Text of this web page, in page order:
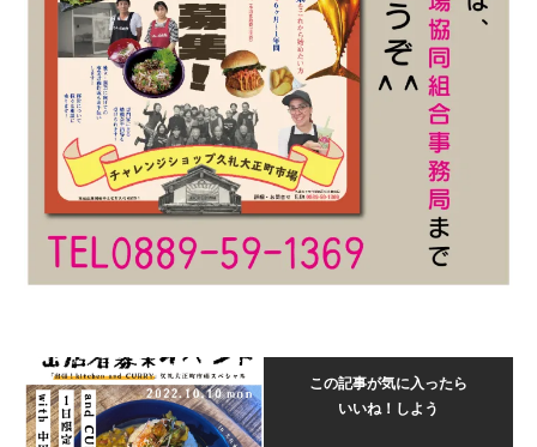
この記事が気に入ったら
いいね！しよう